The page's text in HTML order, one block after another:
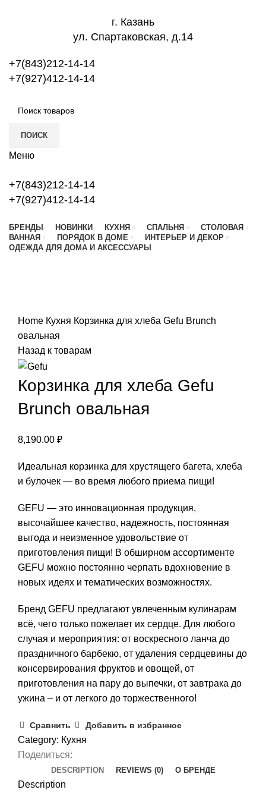
г. Казань
ул. Спартаковская, д.14
+7(843)212-14-14
+7(927)412-14-14
ПОИСК
Меню
+7(843)212-14-14
+7(927)412-14-14
БРЕНДЫ НОВИНКИ КУХНЯ СПАЛЬНЯ
СТОЛОВАЯ
ВАННАЯ
ПОРЯДОК В ДОМЕ
ИНТЕРЬЕР И ДЕКОР
ОДЕЖДА ДЛЯ ДОМА И АКСЕССУАРЫ
Home Кухня Корзинка для хлеба Gefu Brunch
овальная
Назад к товарам
Корзинка для хлеба Gefu
Brunch овальная
8,190.00 ₽
Идеальная корзинка для хрустящего багета, хлеба
и булочек — во время любого приема пищи!
GEFU — это инновационная продукция,
высочайшее качество, надежность, постоянная
выгода и неизменное удовольствие от
приготовления пищи! В обширном ассортименте
GEFU можно постоянно черпать вдохновение в
новых идеях и тематических возможностях.
Бренд GEFU предлагают увлеченным кулинарам
всё, чего только пожелает их сердце. Для любого
случая и мероприятия: от воскресного ланча до
праздничного барбекю, от удаления сердцевины до
консервирования фруктов и овощей, от
приготовления на пару до выпечки, от завтрака до
ужина – и от легкого до торжественного!
Сравнить Добавить в избранное
Category: Кухня
Поделиться:
DESCRIPTION REVIEWS (0) О БРЕНДЕ
Description